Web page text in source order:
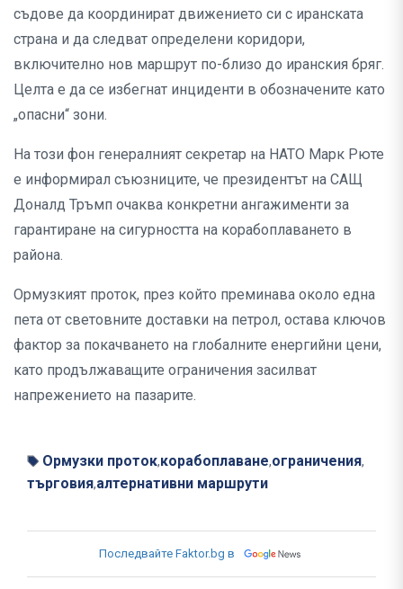
съдове да координират движението си с иранската
страна и да следват определени коридори,
включително нов маршрут по-близо до иранския бряг.
Целта е да се избегнат инциденти в обозначените като
„опасни“ зони.
На този фон генералният секретар на НАТО Марк Рюте
е информирал съюзниците, че президентът на САЩ
Доналд Тръмп очаква конкретни ангажименти за
гарантиране на сигурността на корабоплаването в
района.
Ормузкият проток, през който преминава около една
пета от световните доставки на петрол, остава ключов
фактор за покачването на глобалните енергийни цени,
като продължаващите ограничения засилват
напрежението на пазарите.
Ормузки проток,корабоплаване,ограничения,
търговия,алтернативни маршрути
Последвайте Faktor.bg в